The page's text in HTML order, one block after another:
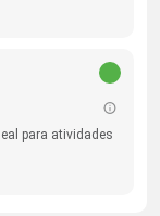
para atividades